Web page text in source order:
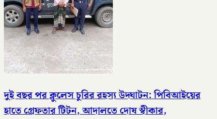
দুই বছর পর ক্লুলেস চুরির রহস্য উদ্ঘাটন: পিবিআইয়ের
হাতে গ্রেফতার টিটন, আদালতে দোষ স্বীকার,